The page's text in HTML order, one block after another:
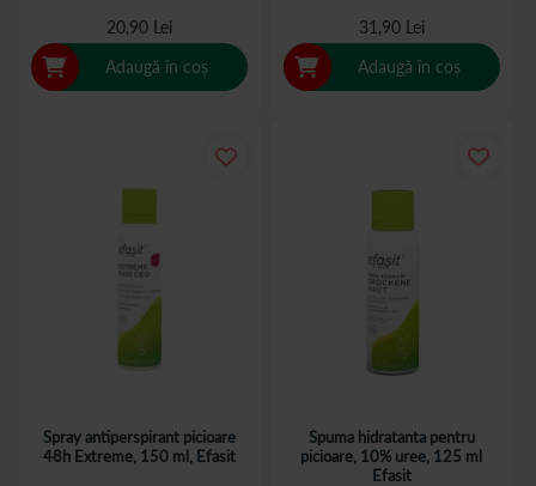
20,90 Lei
Adaugă în coș
31,90 Lei
Adaugă în coș
Spray antiperspirant picioare
48h Extreme, 150 ml, Efasit
Spuma hidratanta pentru
picioare, 10% uree, 125 ml
Efasit